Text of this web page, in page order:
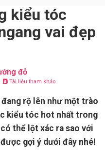
kiểu tóc
vai đẹp
đỏ
Tài liệu tham khảo
rộ lên như một trào
kiểu tóc hot nhất trong
thể lột xác ra sao với
gợi ý dưới đây nhé!